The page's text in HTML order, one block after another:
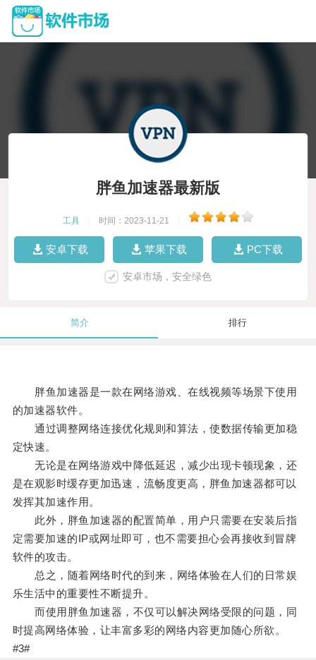
胖鱼加速器最新版
工具 时间：2023-11-21
安卓下载 苹果下载 PC下载
安卓市场，安全绿色
简介 排行
胖鱼加速器是一款在网络游戏、在线视频等场景下使用
的加速器软件。
通过调整网络连接优化规则和算法，使数据传输更加稳
定快速。
无论是在网络游戏中降低延迟，减少出现卡顿现象，还
是在观影时缓存更加迅速，流畅度更高，胖鱼加速器都可以
发挥其加速作用。
此外，胖鱼加速器的配置简单，用户只需要在安装后指
定需要加速的IP或网址即可，也不需要担心会再接收到冒牌
软件的攻击。
总之，随着网络时代的到来，网络体验在人们的日常娱
乐生活中的重要性不断提升。
而使用胖鱼加速器，不仅可以解决网络受限的问题，同
时提高网络体验，让丰富多彩的网络内容更加随心所欲。
#3#